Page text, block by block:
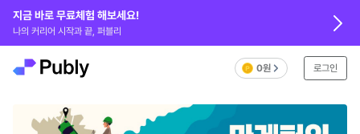
0원 로그인
지금 바로 무료체험 해보세요!
나의 커리어 시작과 끝, 퍼블리